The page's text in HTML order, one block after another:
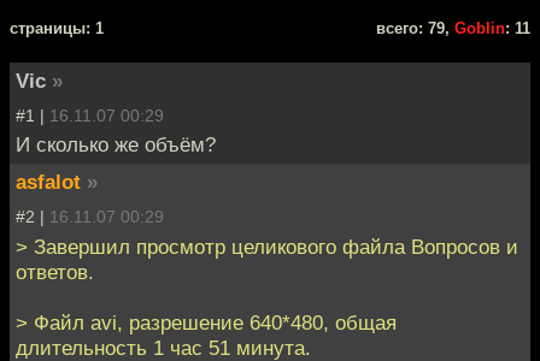
cтраницы: 1 всего: 79, Goblin: 11
Vic »
#1 | 16.11.07 00:29
И сколько же объём?
asfalot »
#2 | 16.11.07 00:29
> Завершил просмотр целикового файла Вопросов и
ответов.
> Файл avi, разрешение 640*480, общая
длительность 1 час 51 минута.